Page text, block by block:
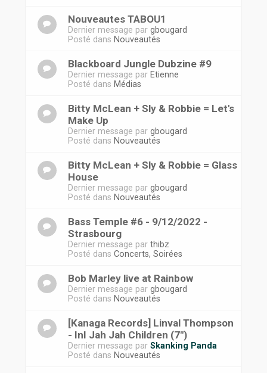
Nouveautes TABOU1
Dernier message par gbougard
Posté dans Nouveautés
Blackboard Jungle Dubzine #9
Dernier message par Etienne
Posté dans Médias
Bitty McLean + Sly & Robbie = Let's
Make Up
Dernier message par gbougard
Posté dans Nouveautés
Bitty McLean + Sly & Robbie = Glass
House
Dernier message par gbougard
Posté dans Nouveautés
Bass Temple #6 - 9/12/2022 -
Strasbourg
Dernier message par thibz
Posté dans Concerts, Soirées
Bob Marley live at Rainbow
Dernier message par gbougard
Posté dans Nouveautés
[Kanaga Records] Linval Thompson
- InI Jah Jah Children (7")
Dernier message par Skanking Panda
Posté dans Nouveautés